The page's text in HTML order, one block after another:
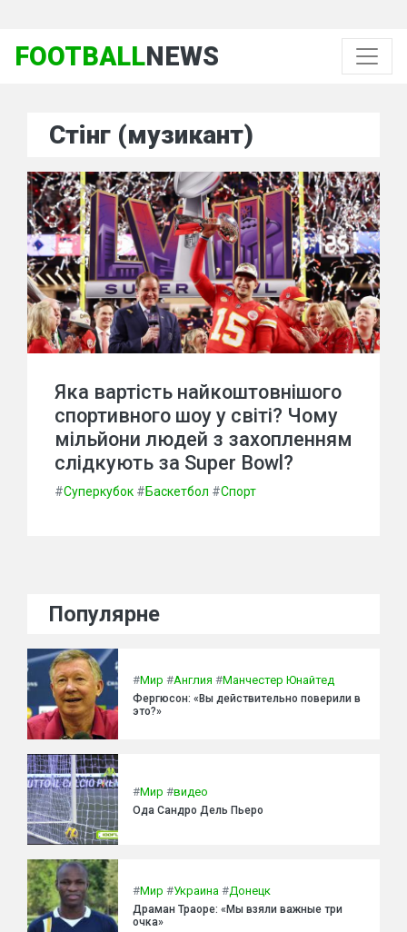
FOOTBALLNEWS
Стінг (музикант)
Яка вартість найкоштовнішого
спортивного шоу у світі? Чому
мільйони людей з захопленням
слідкують за Super Bowl?
#Суперкубок #Баскетбол #Спорт
Популярне
#Мир #Англия #Манчестер Юнайтед
Фергюсон: «Вы действительно поверили в
это?»
#Мир #видео
Ода Сандро Дель Пьеро
#Мир #Украина #Донецк
Драман Траоре: «Мы взяли важные три
очка»